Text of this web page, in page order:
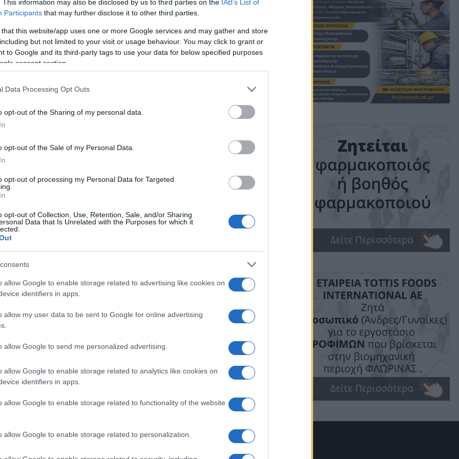
This information may also be disclosed by us to third parties on the IAB’s List of
Participants that may further disclose it to other third parties.
that this website/app uses one or more Google services and may gather and store
but not limited to your visit or usage behaviour. You may click to grant or
to Google and its third-party tags to use your data for below specified purposes
consent section.
Data Processing Opt Outs
opt-out of the Sharing of my personal data.
opt-out of the Sale of my Personal Data.
opt-out of processing my Personal Data for Targeted
opt-out of Collection, Use, Retention, Sale, and/or Sharing
Data that Is Unrelated with the Purposes for which it
allow Google to enable storage related to advertising like cookies on
identifiers in apps.
allow my user data to be sent to Google for online advertising
allow Google to send me personalized advertising.
allow Google to enable storage related to analytics like cookies on
identifiers in apps.
allow Google to enable storage related to functionality of the website
allow Google to enable storage related to personalization.
απεξάρτηση της
και οι
της
και μάθετε πρώτοι όλες τις ειδήσεις!